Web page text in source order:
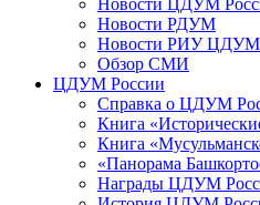
Новости ЦДУМ
Новости РДУМ
Новости РИУ ЦДУМ
Обзор СМИ
ЦДУМ России
Справка о ЦДУМ
Книга
Книга
«Панорама
Награды ЦДУМ